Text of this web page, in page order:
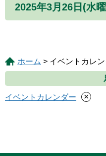
2025年3月26日(水
ホーム > イベントカレ
イベントカレンダー ×